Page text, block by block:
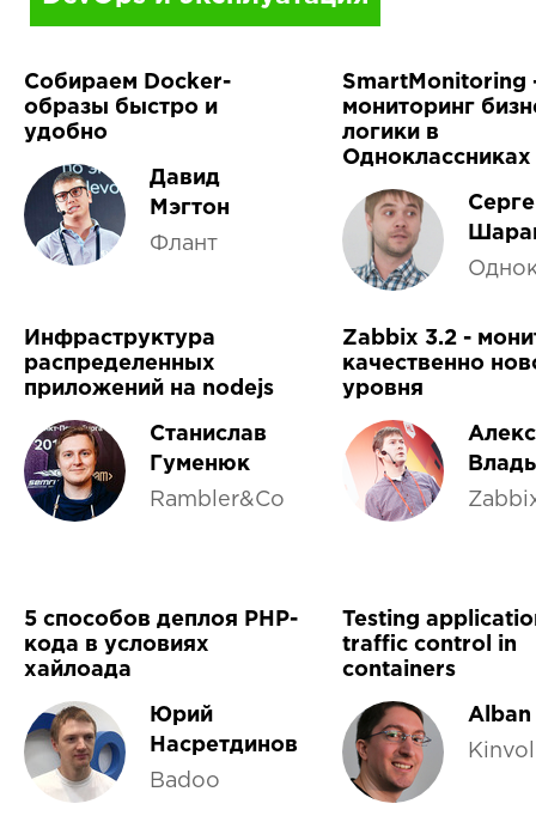
Собираем Docker-
образы быстро и
удобно
Давид
Мэгтон
Флант
SmartMonitoring
мониторинг
логики в
Одноклассниках
Инфраструктура
распределенных
приложений на nodejs
Станислав
Гуменюк
Rambler&Co
Zabbix 3.2 -
качественно
уровня
5 способов деплоя PHP-
кода в условиях
хайлоада
Юрий
Насретдинов
Badoo
Testing
traffic control in
containers
Alban